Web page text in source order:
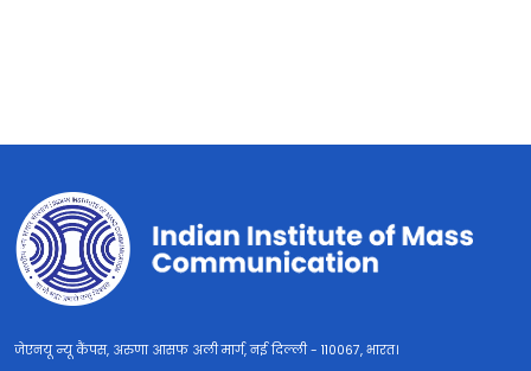
जेएनयू न्यू कैंपस, अरुणा आसफ अली मार्ग, नई दिल्ली - 110067, भारत।